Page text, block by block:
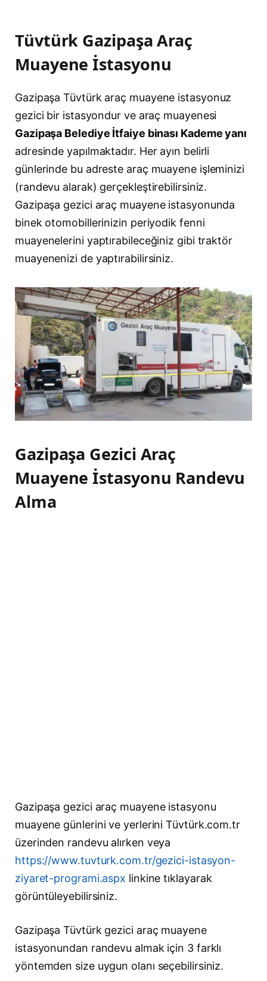
Tüvtürk Gazipaşa Araç
Muayene İstasyonu
Gazipaşa Tüvtürk araç muayene istasyonuz
gezici bir istasyondur ve araç muayenesi
Gazipaşa Belediye İtfaiye binası Kademe yanı
adresinde yapılmaktadır. Her ayın belirli
günlerinde bu adreste araç muayene işleminizi
(randevu alarak) gerçekleştirebilirsiniz.
Gazipaşa gezici araç muayene istasyonunda
binek otomobillerinizin periyodik fenni
muayenelerini yaptırabileceğiniz gibi traktör
muayenenizi de yaptırabilirsiniz.
Gazipaşa Gezici Araç
Muayene İstasyonu Randevu
Alma
Gazipaşa gezici araç muayene istasyonu
muayene günlerini ve yerlerini Tüvtürk.com.tr
üzerinden randevu alırken veya
https://www.tuvturk.com.tr/gezici-istasyon-
ziyaret-programi.aspx linkine tıklayarak
görüntüleyebilirsiniz.
Gazipaşa Tüvtürk gezici araç muayene
istasyonundan randevu almak için 3 farklı
yöntemden size uygun olanı seçebilirsiniz.